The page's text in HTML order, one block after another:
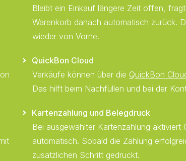
Bleibt ein Einkauf längere Zeit offen,
Warenkorb danach automatisch zurück.
wieder von Vorne.
QuickBon Cloud
Verkäufe können über die QuickBon
Das hilft beim Nachfüllen und bei der
Kartenzahlung und Belegdruck
Bei ausgewählter Kartenzahlung aktiviert
automatisch. Sobald die Zahlung
zusätzlichen Schritt gedruckt.